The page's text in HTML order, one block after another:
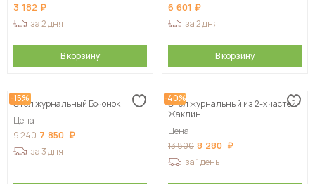
3 182
за 2 дня
В корзину
6 601
за 2 дня
В корзину
-15%
Стол журнальный Бочонок
Цена
9 240 7 850
за 3 дня
-40%
Стол журнальный из 2-х частей
Жаклин
Цена
13 800 8 280
за 1 день